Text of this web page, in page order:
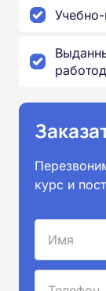
курс и